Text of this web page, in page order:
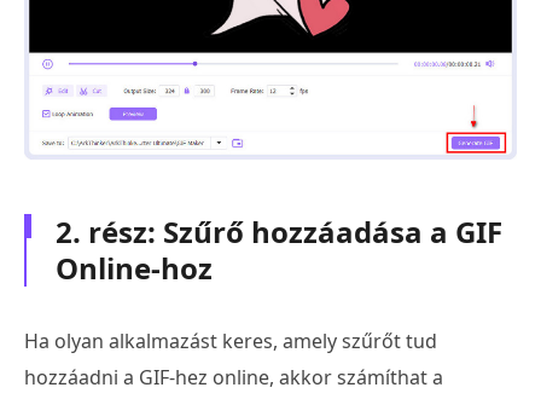
2. rész: Szűrő hozzáadása a GIF
Online-hoz
Ha olyan alkalmazást keres, amely szűrőt tud
hozzáadni a GIF-hez online, akkor számíthat a